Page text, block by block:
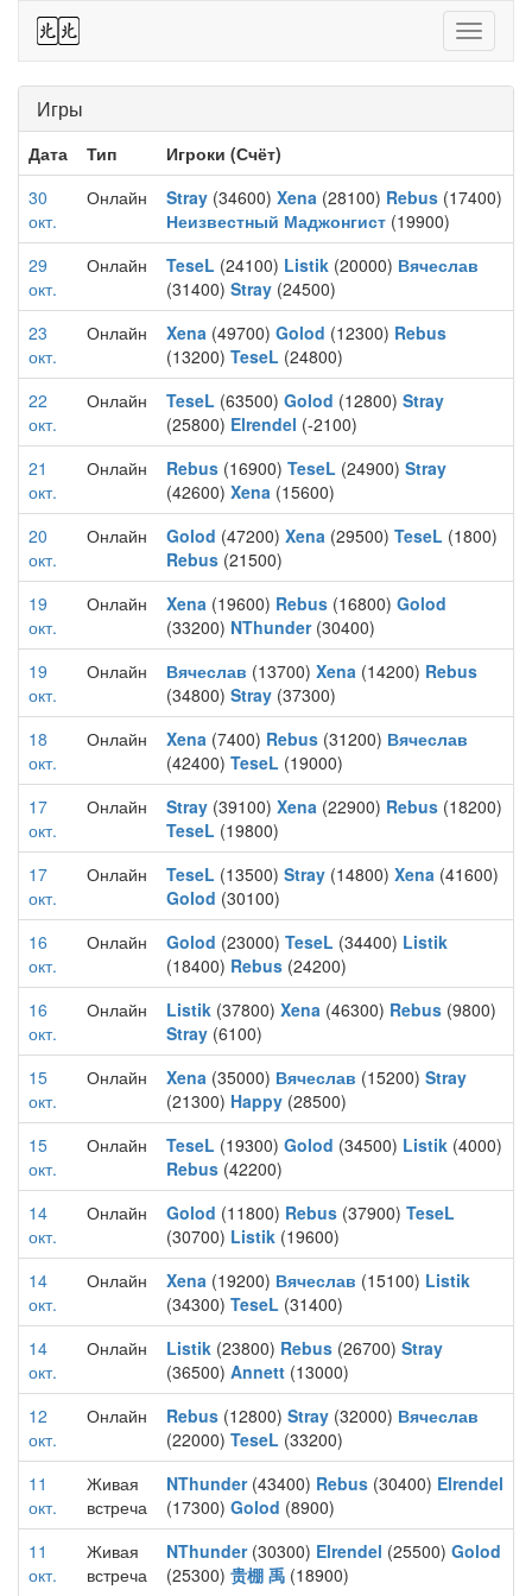
Toggle
44
Игры
Дата Тип
Игроки (Счёт)
30
окт.
Онлайн Stray (34600) Xena (28100) Rebus (17400)
Неизвестный Маджонгист (19900)
29
окт.
Онлайн TeseL (24100) Listik (20000) Вячеслав
(31400) Stray (24500)
23
окт.
Онлайн Xena (49700) Golod (12300) Rebus
(13200) TeseL (24800)
22
окт.
Онлайн TeseL (63500) Golod (12800) Stray
(25800) Elrendel (-2100)
21
окт.
Онлайн Rebus (16900) TeseL (24900) Stray
(42600) Xena (15600)
20
окт.
Онлайн Golod (47200) Xena (29500) TeseL (1800)
Rebus (21500)
19
окт.
Онлайн Xena (19600) Rebus (16800) Golod
(33200) NThunder(30400)
19
окт.
Онлайн Вячеслав (13700) Xena (14200) Rebus
(34800) Stray (37300)
18
окт.
Онлайн Xena (7400) Rebus (31200) Вячеслав
(42400) TeseL (19000)
17
окт.
Онлайн Stray (39100) Xena (22900) Rebus (18200)
TeseL (19800)
17
окт.
Онлайн TeseL (13500) Stray (14800) Xena (41600)
Golod (30100)
16
окт.
Онлайн Golod (23000) TeseL (34400) Listik
(18400) Rebus (24200)
16
окт.
Онлайн Listik (37800) Xena (46300) Rebus (9800)
Stray (6100)
15
окт.
Онлайн Xena (35000) Вячеслав (15200) Stray
(21300) Happy (28500)
15
окт.
Онлайн TeseL (19300) Golod (34500) Listik (4000)
Rebus (42200)
14
окт.
Онлайн Golod (11800) Rebus (37900) TeseL
(30700) Listik (19600)
14
окт.
Онлайн Xena (19200) Вячеслав (15100) Listik
(34300) TeseL (31400)
14
окт.
Онлайн Listik (23800) Rebus (26700) Stray
(36500) Annett (13000)
12
окт.
Онлайн Rebus (12800) Stray (32000) Вячеслав
(22000) TeseL (33200)
11
окт.
Живая
встреча
NThunder(43400) Rebus (30400) Elrendel
(17300) Golod (8900)
11
окт.
Живая
встреча
NThunder(30300) Elrendel (25500) Golod
(25300) 贵棚 禹 (18900)